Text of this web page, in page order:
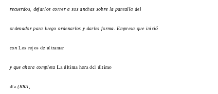
recuerdos, dejarlos correr a sus anchas sobre la pantalla del
ordenador para luego ordenarlos y darles forma. Empresa que inició
conLos rojos de ultramar
y que ahora completaLa última hora del último
día (RBA